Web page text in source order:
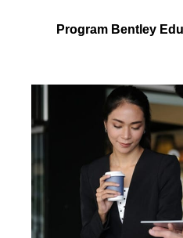
Program Bentley